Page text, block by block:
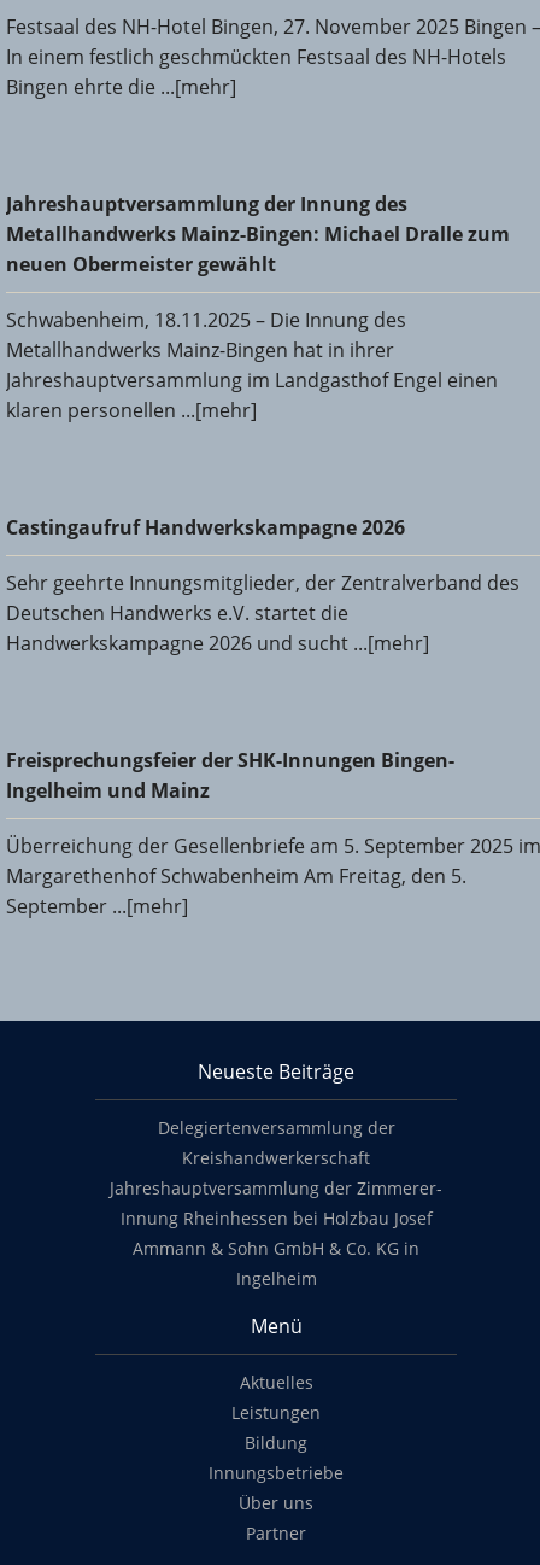
Festsaal des NH-Hotel Bingen, 27. November 2025 Bingen –
In einem festlich geschmückten Festsaal des NH-Hotels
Bingen ehrte die ...[mehr]
Jahreshauptversammlung der Innung des
Metallhandwerks Mainz-Bingen: Michael Dralle zum neuen
Obermeister gewählt
Jahreshauptversammlung der Innung des
Metallhandwerks Mainz-Bingen: Michael Dralle zum
neuen Obermeister gewählt
Schwabenheim, 18.11.2025 – Die Innung des
Metallhandwerks Mainz-Bingen hat in ihrer
Jahreshauptversammlung im Landgasthof Engel einen
klaren personellen ...[mehr]
Castingaufruf Handwerkskampagne 2026
Castingaufruf Handwerkskampagne 2026
Sehr geehrte Innungsmitglieder, der Zentralverband des
Deutschen Handwerks e.V. startet die
Handwerkskampagne 2026 und sucht ...[mehr]
Freisprechungsfeier der SHK-Innungen Bingen-Ingelheim
und Mainz
Freisprechungsfeier der SHK-Innungen Bingen-
Ingelheim und Mainz
Überreichung der Gesellenbriefe am 5. September 2025 im
Margarethenhof Schwabenheim Am Freitag, den 5.
September ...[mehr]
Neueste Beiträge
Delegiertenversammlung der
Kreishandwerkerschaft
Jahreshauptversammlung der Zimmerer-
Innung Rheinhessen bei Holzbau Josef
Ammann & Sohn GmbH & Co. KG in
Ingelheim
Menü
Aktuelles
Leistungen
Bildung
Innungsbetriebe
Über uns
Partner